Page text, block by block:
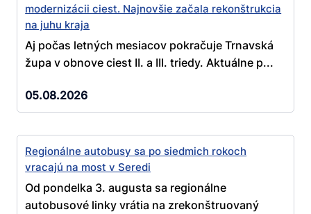
modernizácii ciest. Najnovšie začala rekonštrukcia
na juhu kraja
Aj počas letných mesiacov pokračuje Trnavská
župa v obnove ciest II. a III. triedy. Aktuálne p...
05.08.2026
Regionálne autobusy sa po siedmich rokoch
vracajú na most v Seredi
Od pondelka 3. augusta sa regionálne
autobusové linky vrátia na zrekonštruovaný